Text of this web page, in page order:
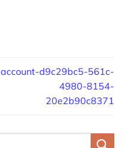
account-d9c29bc5-561c-
4980-8154-
20e2b90c8371